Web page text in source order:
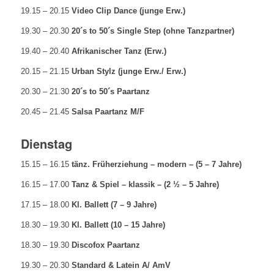
19.15 – 20.15 Video Clip Dance (junge Erw.)
19.30 – 20.30 20´s to 50´s Single Step (ohne Tanzpartner)
19.40 – 20.40 Afrikanischer Tanz (Erw.)
20.15 – 21.15 Urban Stylz (junge Erw./ Erw.)
20.30 – 21.30 20´s to 50´s Paartanz
20.45 – 21.45 Salsa Paartanz M/F
Dienstag
15.15 – 16.15tänz. Früherziehung – modern – (5 – 7 Jahre)
16.15 – 17.00Tanz & Spiel – klassik – (2 ½ – 5 Jahre)
17.15 – 18.00Kl. Ballett (7 – 9 Jahre)
18.30 – 19.30 Kl. Ballett (10 – 15 Jahre)
18.30 – 19.30 Discofox Paartanz
19.30 – 20.30Standard & Latein A/ AmV